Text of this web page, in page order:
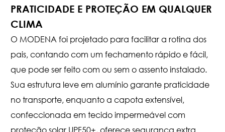
PRATICIDADE E PROTEÇÃO EM QUALQUER
CLIMA
O MODENA foi projetado para facilitar a rotina dos
pais, contando com um fechamento rápido e fácil,
que pode ser feito com ou sem o assento instalado.
Sua estrutura leve em alumínio garante praticidade
no transporte, enquanto a capota extensível,
confeccionada em tecido impermeável com
proteção solar UPF50+, oferece segurança extra